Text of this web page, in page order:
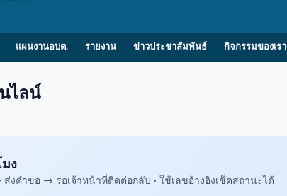
แผนงานอบต. รายงาน ข่าวประชาสัมพันธ์ กิจกรรมของเรา
ไลน์
ง
งคำขอ → รอเจ้าหน้าที่ติดต่อกลับ · ใช้เลขอ้างอิงเช็คสถานะได้